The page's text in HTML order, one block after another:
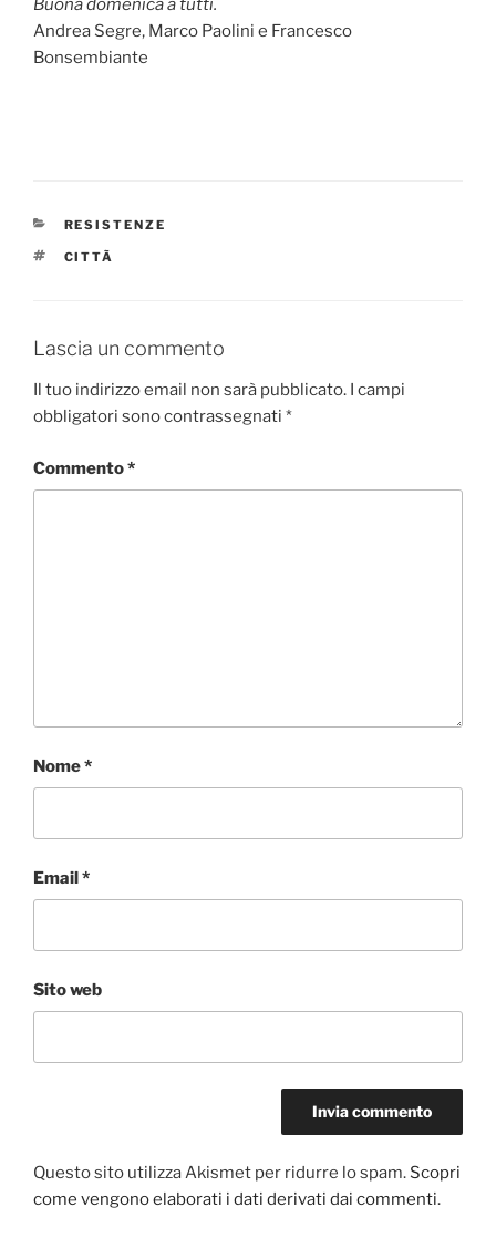
Buona domenica a tutti.
Andrea Segre, Marco Paolini e Francesco
Bonsembiante
CATEGORIE
RESISTENZE
TAG
CITTÃ
Lascia un commento
Il tuo indirizzo email non sarà pubblicato. I campi
obbligatori sono contrassegnati *
Commento*
Nome*
Email*
Sito web
Questo sito utilizza Akismet per ridurre lo spam. Scopri
come vengono elaborati i dati derivati dai commenti.